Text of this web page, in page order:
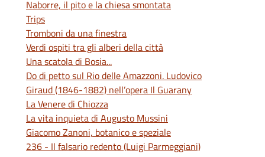
Naborre, il pito e la chiesa smontata
Trips
Tromboni da una finestra
Verdi ospiti tra gli alberi della città
Una scatola di Bosia...
Do di petto sul Rio delle Amazzoni. Ludovico
Giraud (1846-1882) nell’opera Il Guarany
La Venere di Chiozza
La vita inquieta di Augusto Mussini
Giacomo Zanoni, botanico e speziale
236 - Il falsario redento (Luigi Parmeggiani)